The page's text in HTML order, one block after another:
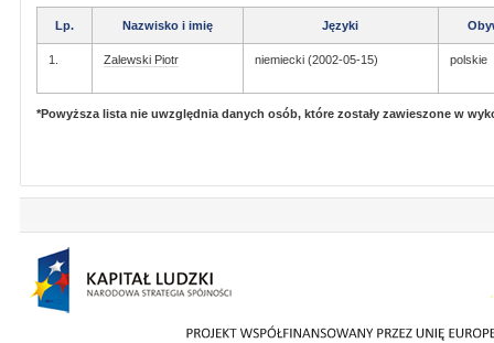
Lp. Nazwisko i imię Języki
1. Zalewski Piotr niemiecki (2002-05-15) polskie
*Powyższa lista nie uwzględnia danych osób, które zostały zawieszone w